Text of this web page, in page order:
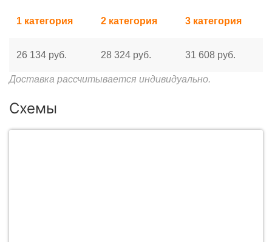
1 категория 2 категория 3 категория
26 134 руб. 28 324 руб. 31 608 руб.
Доставка рассчитывается индивидуально.
Схемы